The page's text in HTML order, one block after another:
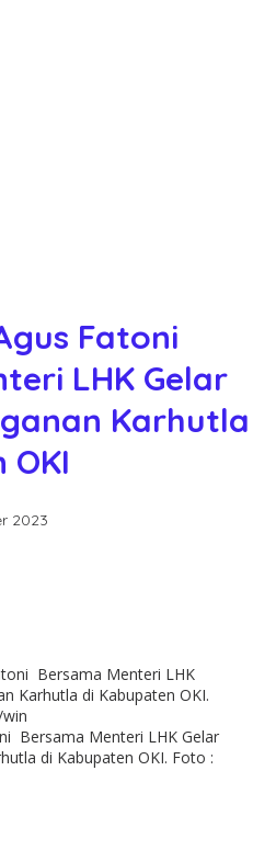
Fatoni
LHK Gelar
Karhutla
2023
Bersama Menteri LHK Gelar
di Kabupaten OKI. Foto :